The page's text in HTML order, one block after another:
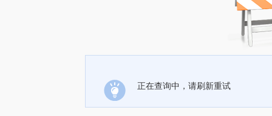
正在查询中，请刷新重试